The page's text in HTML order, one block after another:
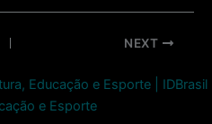
NEXT
Educação e Esporte | IDBrasil
e Esporte